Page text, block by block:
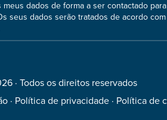
dados de forma a ser contactado para
seus dados serão tratados de acordo
· Todos os direitos reservados
· Política de privacidade · Política de